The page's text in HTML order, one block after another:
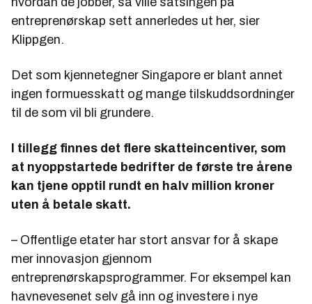
entreprenørskap sett annerledes ut her, sier
Klippgen.
Det som kjennetegner Singapore er blant annet
ingen formuesskatt og mange tilskuddsordninger
til de som vil bli grundere.
I tillegg finnes det flere skatteincentiver, som
at nyoppstartede bedrifter de første tre årene
kan tjene opptil rundt en halv million kroner
uten å betale skatt.
– Offentlige etater har stort ansvar for å skape
mer innovasjon gjennom
entreprenørskapsprogrammer. For eksempel kan
havnevesenet selv gå inn og investere i nye